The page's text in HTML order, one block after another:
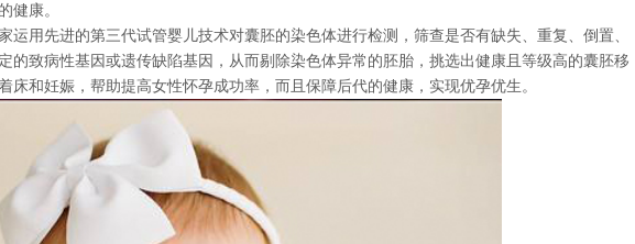
健康。
用先进的第三代试管婴儿技术对囊胚的染色体进行检测，筛查是否有缺失、重复、倒置、
的致病性基因或遗传缺陷基因，从而剔除染色体异常的胚胎，挑选出健康且等级高的囊胚移
床和妊娠，帮助提高女性怀孕成功率，而且保障后代的健康，实现优孕优生。